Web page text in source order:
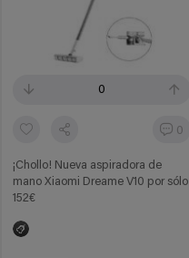
0
0
¡Chollo! Nueva aspiradora de
mano Xiaomi Dreame V10 por sólo
152€